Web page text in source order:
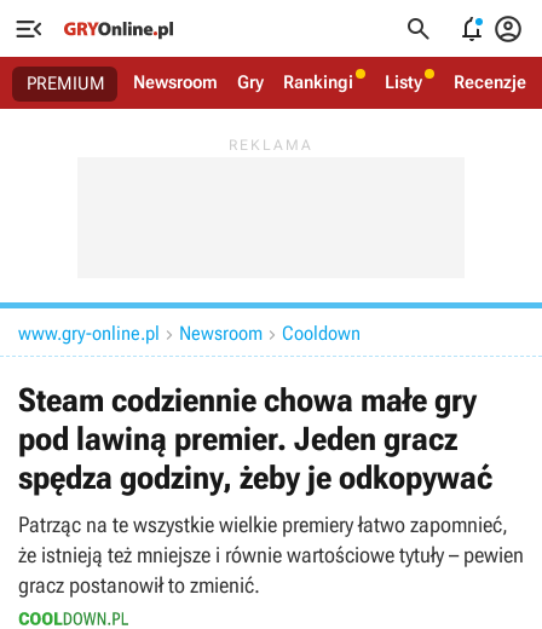
   
PREMIUM Newsroom Gry Rankingi Listy Recenzje
www.gry-online.pl  Newsroom  Cooldown
Steam codziennie chowa małe gry
pod lawiną premier. Jeden gracz
spędza godziny, żeby je odkopywać
Patrząc na te wszystkie wielkie premiery łatwo zapomnieć,
że istnieją też mniejsze i równie wartościowe tytuły – pewien
gracz postanowił to zmienić.